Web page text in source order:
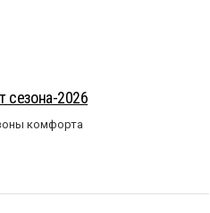
сезона-2026
комфорта